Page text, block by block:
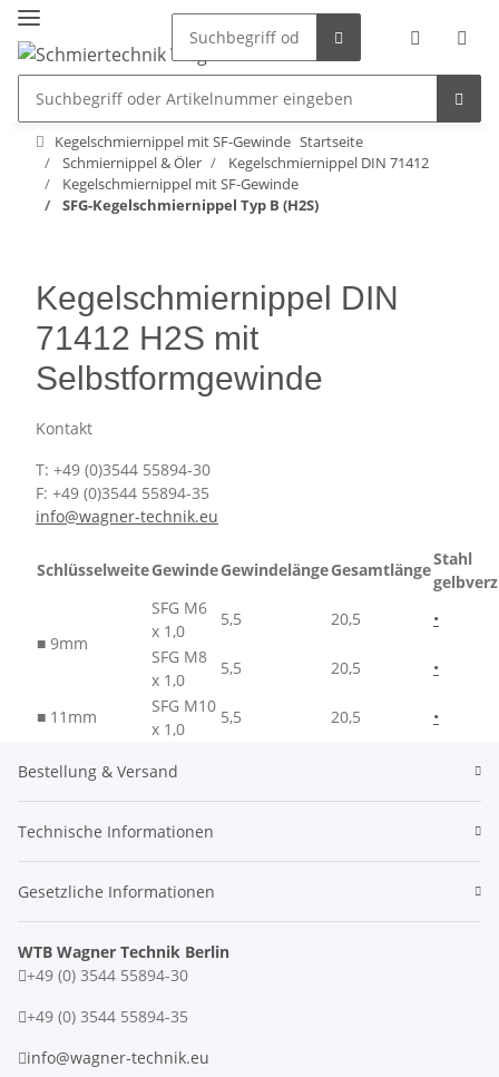
Kegelschmiernippel mit SF-Gewinde Startseite
Schmiernippel & Öler
Kegelschmiernippel DIN 71412
Kegelschmiernippel mit SF-Gewinde
SFG-Kegelschmiernippel Typ B (H2S)
Kegelschmiernippel DIN
71412 H2S mit
Selbstformgewinde
Kontakt
T: +49 (0)3544 55894-30
F: +49 (0)3544 55894-35
info@wagner-technik.eu
SchlüsselweiteGewindeGewindelängeGesamtlänge
Stahl
■ 9mm
SFG M6
x 1,0
5,5 20,5
•
SFG M8
x 1,0
5,5 20,5 •
■ 11mm
SFG M10
x 1,0
5,5 20,5 •
Bestellung & Versand
Technische Informationen
Gesetzliche Informationen
WTB Wagner Technik Berlin
+49 (0) 3544 55894-30
+49 (0) 3544 55894-35
info@wagner-technik.eu